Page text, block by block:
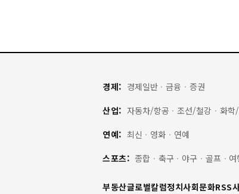
경제: 경제일반 · 금융 · 증권
산업: 자동차/항공 · 조선/철강 · 화학
연예: 최신 · 영화 · 연예
스포츠: 종합 · 축구 · 야구 · 골프 · 여
부동산글로벌칼럼정치사회문화RSS